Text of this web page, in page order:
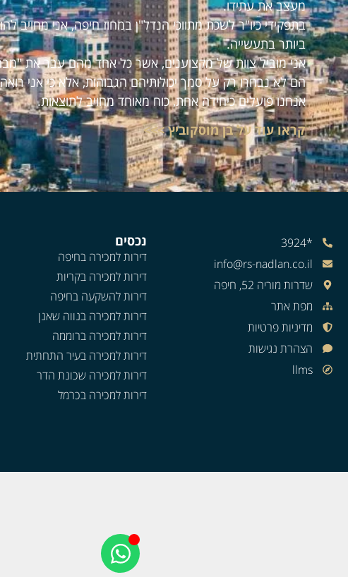
מעצב את עתידו.
בתפקידי כיו"ר לשכת מתווכי הנדל"ן במחוז חיפה, אני מחויב
ביותר בתעשייה.
אני מוביל צוות של מקצוענים, אשר כל אחד מהם עבר את
הם לא נבחרו רק על סמך יכולותיהם הגבוהות, אלא כי אני
אנחנו פועלים כיחידה אחת, כוח מאוחד מחויב לתוצאות.
קראו עוד על בן מוסקוביץ >>>
*3924
info@rs-nadlan.co.il
שדרות מוריה 52, חיפה
מפת אתר
מדיניות פרטיות
הצהרת נגישות
llms
נכסים
דירות למכירה בחיפה
דירות למכירה בקריות
דירות להשקעה בחיפה
דירות למכירה בנווה שאנן
דירות למכירה ברוממה
דירות למכירה בעיר התחתית
דירות למכירה שכונת הדר
דירות למכירה בכרמל